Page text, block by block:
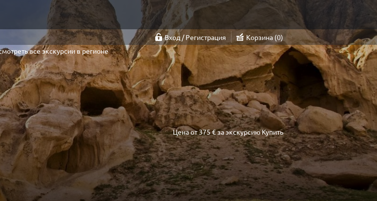
Вход / Регистрация Корзина 0
все экскурсии в регионе
Цена от 375 €за экскурсиюКупить